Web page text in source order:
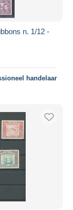
n. 1/12 -
handelaar